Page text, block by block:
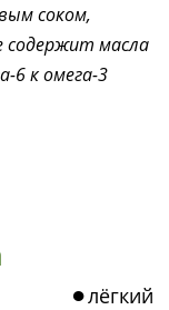
соком,
содержит масла
6 к омега-3
лёгкий